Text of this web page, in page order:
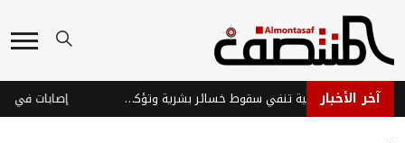
آخر الأخبار قوات الطوارئ اليمنية تنفي سقوط خسائر بشرية وتؤكد جاهزيتها إصابات في